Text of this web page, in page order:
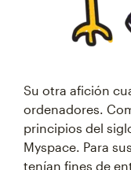
Su otra afición
ordenadores.
principios del
Myspace. Para
tenían fines de